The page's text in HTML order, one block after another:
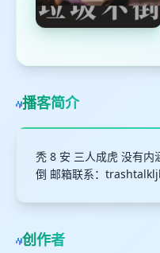
播客简介
秃 8 安 三人成虎 没有内
倒 邮箱联系：
创作者